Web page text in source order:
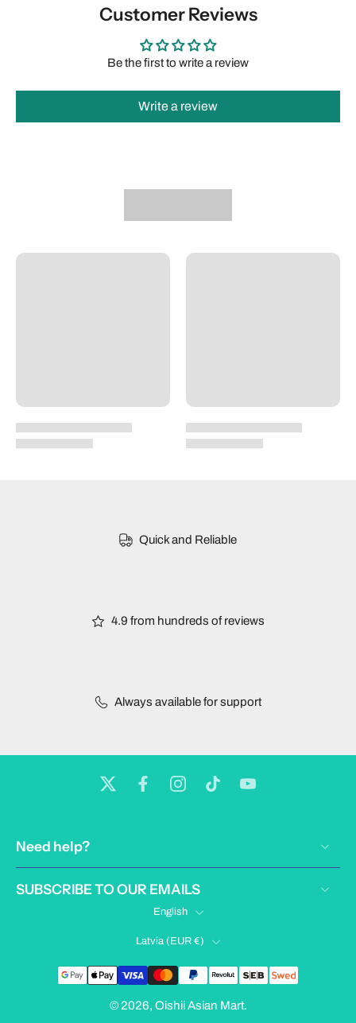
Customer Reviews
Be the first to write a review
Write a review
Quick and Reliable
4.9 from hundreds of reviews
Always available for support
Need help?
SUBSCRIBE TO OUR EMAILS
English
Latvia ‎(EUR €)‎
© 2026, Oishii Asian Mart.